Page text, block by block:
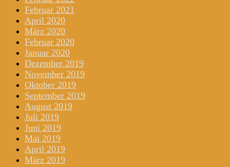
Februar 2021
April 2020
März 2020
Februar 2020
Januar 2020
Dezember 2019
November 2019
Oktober 2019
September 2019
August 2019
Juli 2019
Juni 2019
Mai 2019
April 2019
März 2019